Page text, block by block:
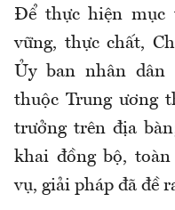
Để thực hiện mục
vững, thực chất,
Ủy ban nhân
thuộc Trung ương
trưởng trên địa
khai đồng bộ,
vụ, giải pháp đã đề